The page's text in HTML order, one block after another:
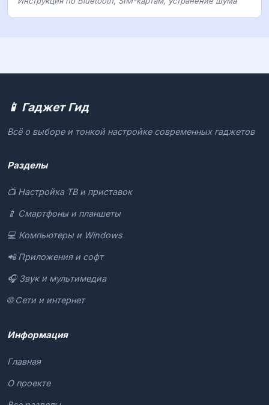
📱 Гаджет Гид
Всё о выборе и тонкой настройке современных гаджетов
Разделы
📺 Настройка ТВ и приставок
📱 Смартфоны и планшеты
💻 Компьютеры и Windows
📲 Приложения и софт
🎧 Звук и мультимедиа
🌐 Сети и интернет
Информация
Главная
О проекте